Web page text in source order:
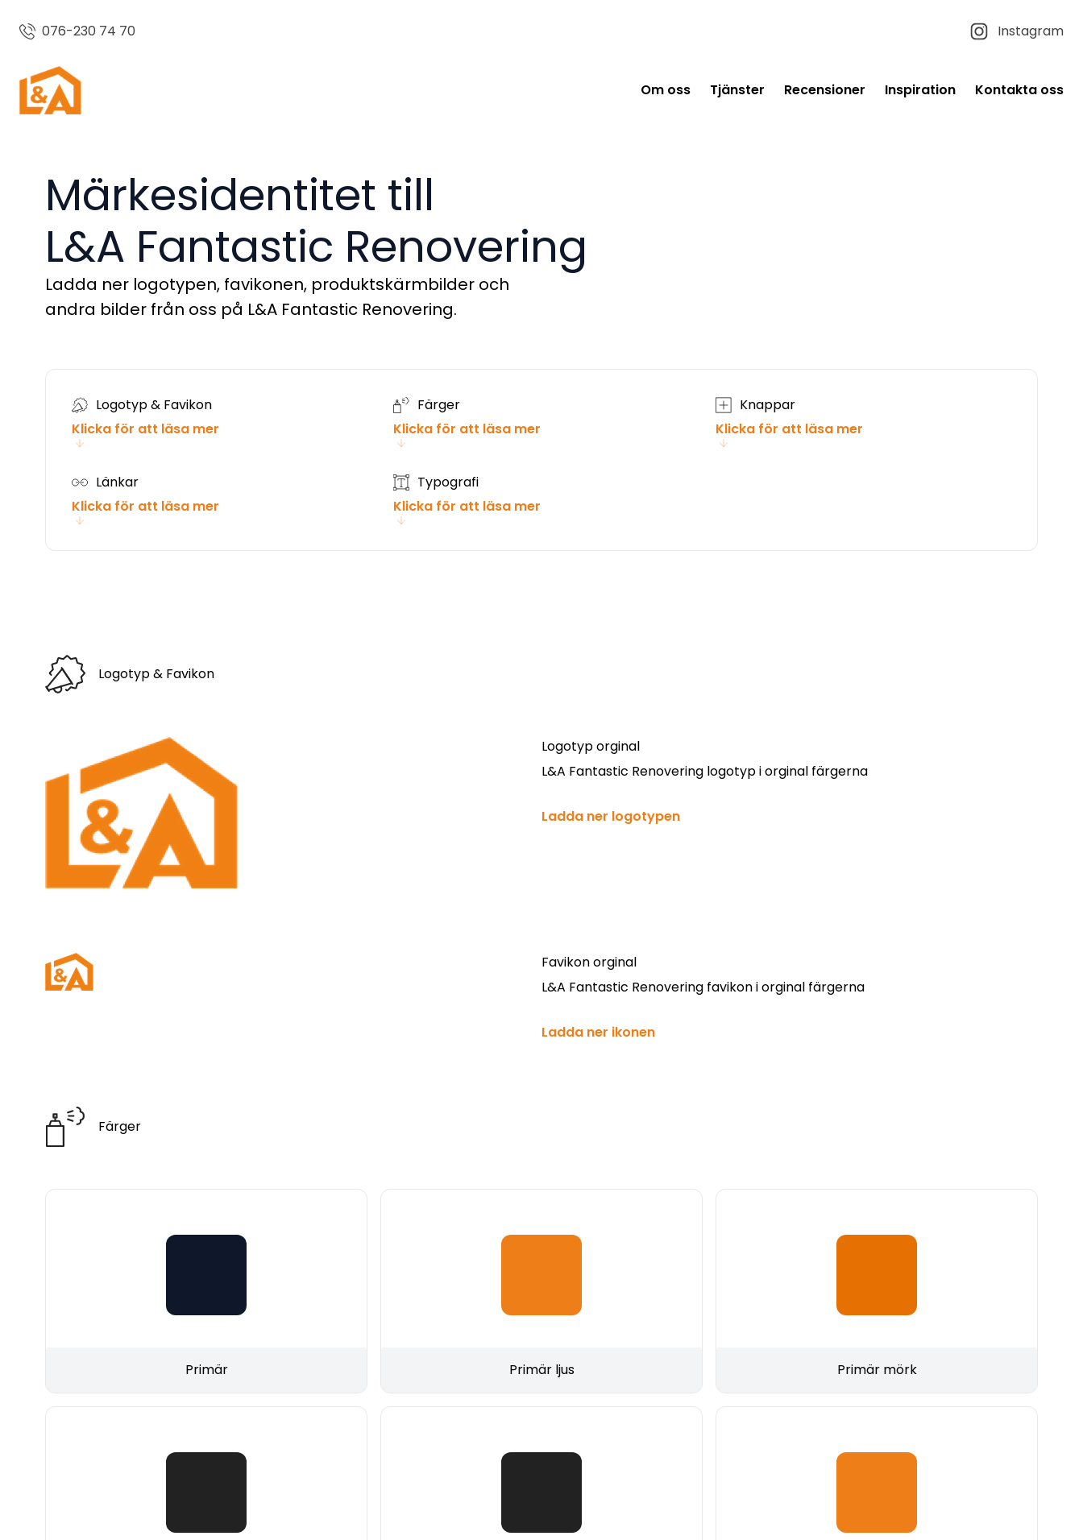
076-230 74 70 Instagram
Om oss Tjänster Recensioner Inspiration Kontakta oss
Märkesidentitet till
L&A Fantastic Renovering
Ladda ner logotypen, favikonen, produktskärmbilder och
andra bilder från oss på L&A Fantastic Renovering.
Logotyp & Favikon
Klicka för att läsa mer
Färger
Klicka för att läsa mer
Knappar
Klicka för att läsa mer
Länkar
Klicka för att läsa mer
Typografi
Klicka för att läsa mer
Logotyp & Favikon
Logotyp orginal
L&A Fantastic Renovering logotyp i orginal färgerna
Ladda ner logotypen
Favikon orginal
L&A Fantastic Renovering favikon i orginal färgerna
Ladda ner ikonen
Färger
Primär Primär ljus Primär mörk